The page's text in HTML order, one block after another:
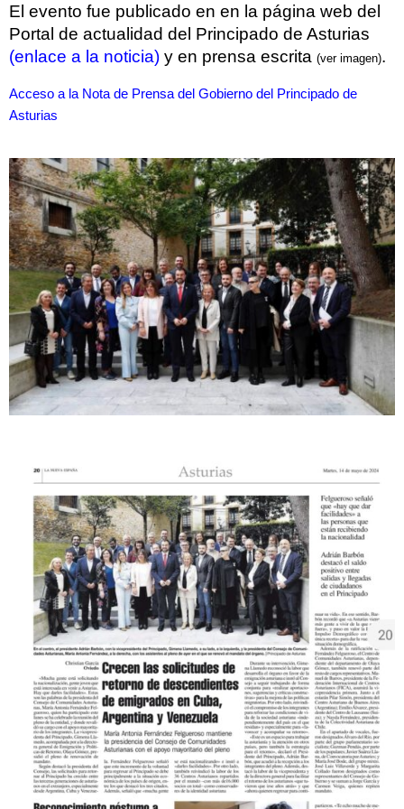
El evento fue publicado en en la página web del
Portal de actualidad del Principado de Asturias
(enlace a la noticia) y en prensa escrita (ver imagen).
Acceso a la Nota de Prensa del Gobierno del Principado de
Asturias